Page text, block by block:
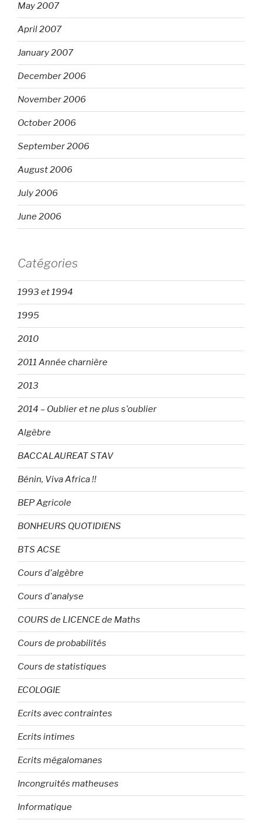
May 2007
April 2007
January 2007
December 2006
November 2006
October 2006
September 2006
August 2006
July 2006
June 2006
Catégories
1993 et 1994
1995
2010
2011 Année charnière
2013
2014 – Oublier et ne plus s'oublier
Algèbre
BACCALAUREAT STAV
Bénin, Viva Africa !!
BEP Agricole
BONHEURS QUOTIDIENS
BTS ACSE
Cours d'algèbre
Cours d'analyse
COURS de LICENCE de Maths
Cours de probabilités
Cours de statistiques
ECOLOGIE
Ecrits avec contraintes
Ecrits intimes
Ecrits mégalomanes
Incongruités matheuses
Informatique